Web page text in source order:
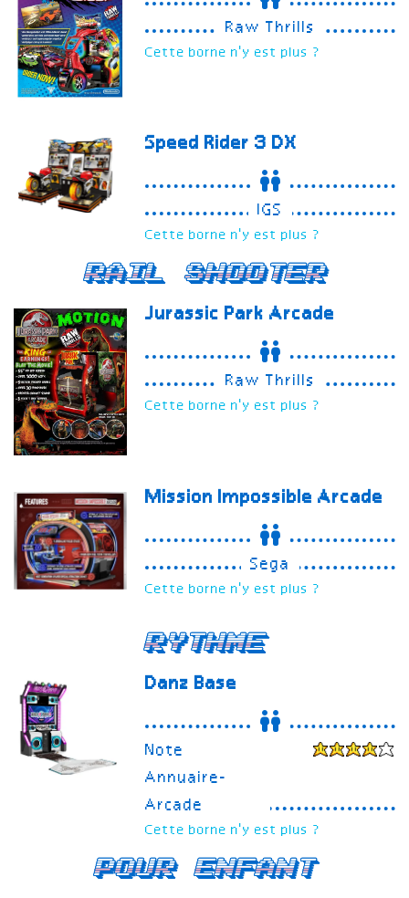
Raw Thrills
Cette borne n'y est plus ?
Speed Rider 3DX
IGS
Cette borne n'y est plus ?
Rail Shooter
Jurassic Park Arcade
Raw Thrills
Cette borne n'y est plus ?
Mission Impossible Arcade
Sega
Cette borne n'y est plus ?
Rythme
Danz Base
Note
Annuaire-
Arcade
Cette borne n'y est plus ?
Pour enfant